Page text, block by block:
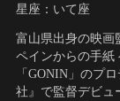
星座：いて座
富山県出身の映画
ペインからの手紙
「GONIN」のプ
社』で監督デビュ